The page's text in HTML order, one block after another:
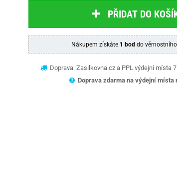
PŘIDAT DO
Nákupem získáte 1 bod do
Doprava: Zasilkovna.cz a PPL výdejní místa
Doprava zdarma na výdejní místa